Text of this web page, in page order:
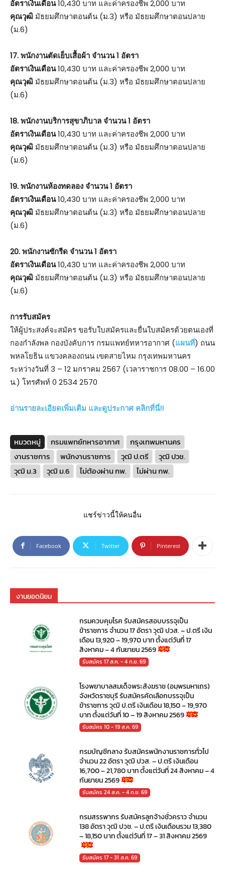
อัตราเงินเดือน10,430 บาท และค่าครองชีพ 2,000 บาท
คุณวุฒิ มัธยมศึกษาตอนต้น (ม.3) หรือ มัธยมศึกษาตอนปลาย
(ม.6)
17. พนักงานตัดเย็บเสื้อผ้า จำนวน 1 อัตรา
อัตราเงินเดือน10,430 บาท และค่าครองชีพ 2,000 บาท
คุณวุฒิ มัธยมศึกษาตอนต้น (ม.3) หรือ มัธยมศึกษาตอนปลาย
(ม.6)
18. พนักงานบริการสุขาภิบาล จำนวน 1 อัตรา
อัตราเงินเดือน10,430 บาท และค่าครองชีพ 2,000 บาท
คุณวุฒิ มัธยมศึกษาตอนต้น (ม.3) หรือ มัธยมศึกษาตอนปลาย
(ม.6)
19. พนักงานห้องทดลอง จำนวน 1 อัตรา
อัตราเงินเดือน10,430 บาท และค่าครองชีพ 2,000 บาท
คุณวุฒิ มัธยมศึกษาตอนต้น (ม.3) หรือ มัธยมศึกษาตอนปลาย
(ม.6)
20. พนักงานซักรีด จำนวน 1 อัตรา
อัตราเงินเดือน10,430 บาท และค่าครองชีพ 2,000 บาท
คุณวุฒิ มัธยมศึกษาตอนต้น (ม.3) หรือ มัธยมศึกษาตอนปลาย
(ม.6)
การรับสมัคร
ให้ผู้ประสงค์จะสมัคร ขอรับใบสมัครและยื่นใบสมัครด้วยตนเองที่
กองกำลังพล กองบังคับการ กรมแพทย์ทหารอากาศ (แผนที่) ถนน
พหลโยธิน แขวงคลองถนน เขตสายไหม กรุงเทพมหานคร
ระหว่างวันที่ 3 – 12 มกราคม 2567 (เวลาราชการ 08.00 – 16.00
น.) โทรศัพท์ 0 2534 2570
อ่านรายละเอียดเพิ่มเติม และดูประกาศ คลิกที่นี่!!
หมวดหมู่ กรมแพทย์ทหารอากาศ
กรุงเทพมหานคร
งานราชการ
พนักงานราชการ วุฒิ ป.ตรี
วุฒิ ปวช.
วุฒิ ม.3
วุฒิ ม.6 ไม่ต้องผ่าน กพ. ไม่ผ่าน กพ.
แชร์ข่าวนี้ให้คนอื่น
Facebook Twitter Pinterest
งานยอดนิยม
กรมควบคุมโรค รับสมัครสอบบรรจุเป็น
ข้าราชการ จำนวน 17 อัตรา วุฒิ ปวส. – ป.ตรี เงิน
เดือน 13,920 – 19,970 บาท ตั้งแต่วันที่ 17
สิงหาคม – 4 กันยายน 2569
รับสมัคร 17 ส.ค. - 4 ก.ย. 69
โรงพยาบาลสมเด็จพระสังฆราช (อมฺพรมหาเถร)
จังหวัดราชบุรี รับสมัครคัดเลือกบรรจุเป็น
ข้าราชการ วุฒิ ป.ตรี เงินเดือน 18,150 – 19,970
บาท ตั้งแต่วันที่ 10 – 19 สิงหาคม 2569
รับสมัคร 10 - 19 ส.ค. 69
กรมบัญชีกลาง รับสมัครพนักงานราชการทั่วไป
จำนวน 22 อัตรา วุฒิ ปวส. – ป.ตรี เงินเดือน
16,700 – 21,780 บาท ตั้งแต่วันที่ 24 สิงหาคม – 4
กันยายน 2569
รับสมัคร 24 ส.ค. - 4 ก.ย. 69
กรมสรรพากร รับสมัครลูกจ้างชั่วคราว จำนวน
138 อัตรา วุฒิ ปวช. – ป.ตรี เงินเดือนรวม 13,380
– 18,150 บาท ตั้งแต่วันที่ 17 – 31 สิงหาคม 2569
รับสมัคร 17 - 31 ส.ค. 69